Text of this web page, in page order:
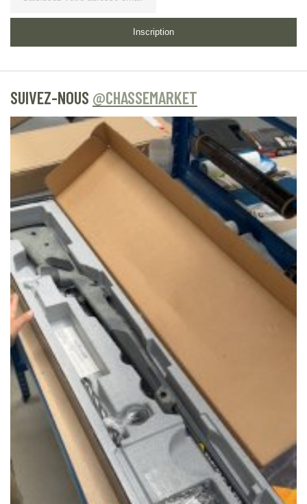
Inscription
SUIVEZ-NOUS @CHASSEMARKET